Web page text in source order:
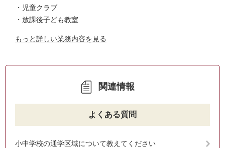
・児童クラブ
・放課後子ども教室
もっと詳しい業務内容を見る
関連情報
よくある質問
小中学校の通学区域について教えてください